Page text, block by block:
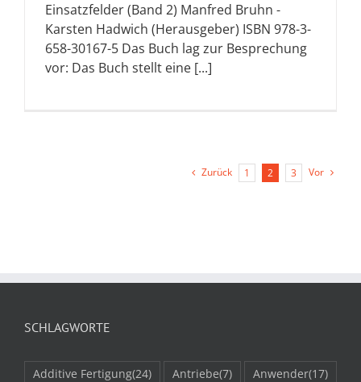
Einsatzfelder (Band 2) Manfred Bruhn -
Karsten Hadwich (Herausgeber) ISBN 978-3-
658-30167-5 Das Buch lag zur Besprechung
vor: Das Buch stellt eine [...]
Zurück 1 2 3 Vor
SCHLAGWORTE
Additive Fertigung(24) Antriebe(7) Anwender(17)